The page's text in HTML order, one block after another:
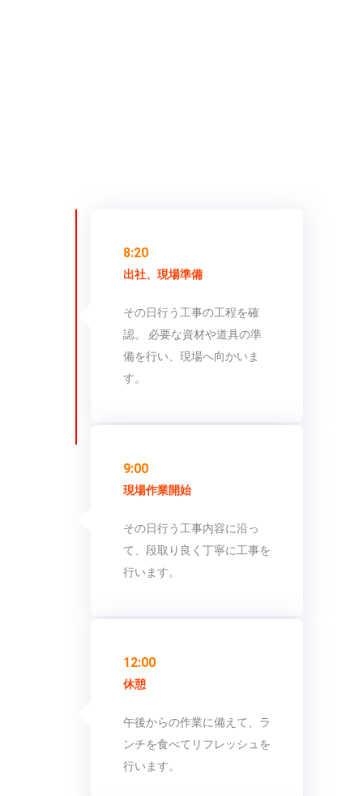
8:20
出社、現場準備
その日行う工事の工程を確
認。 必要な資材や道具の準
備を行い、現場へ向かいま
す。
9:00
現場作業開始
その日行う工事内容に沿っ
て、段取り良く丁寧に工事を
行います。
12:00
休憩
午後からの作業に備えて、ラ
ンチを食べてリフレッシュを
行います。